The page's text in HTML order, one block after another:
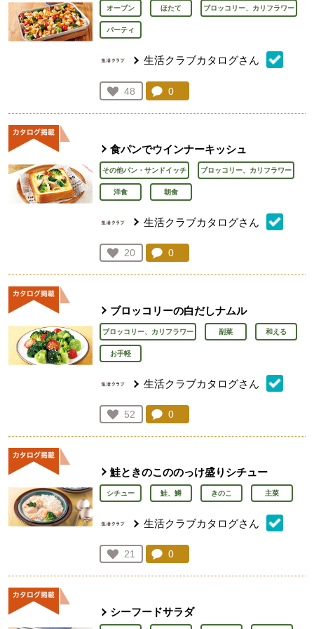
オーブン ほたて ブロッコリー、カリフラワー
パーティ
生活クラブカタログさん
お気に入り登録：
48
人が登録
コメント：
0
食パンでウインナーキッシュ
その他パン・サンドイッチ ブロッコリー、カリフラワー
洋食 朝食
生活クラブカタログさん
お気に入り登録：
20
人が登録
コメント：
0
ブロッコリーの白だしナムル
ブロッコリー、カリフラワー 副菜 和える
お手軽
生活クラブカタログさん
お気に入り登録：
52
人が登録
コメント：
0
鮭ときのこののっけ盛りシチュー
シチュー 鮭、鱒 きのこ 主菜
生活クラブカタログさん
お気に入り登録：
21
人が登録
コメント：
0
シーフードサラダ